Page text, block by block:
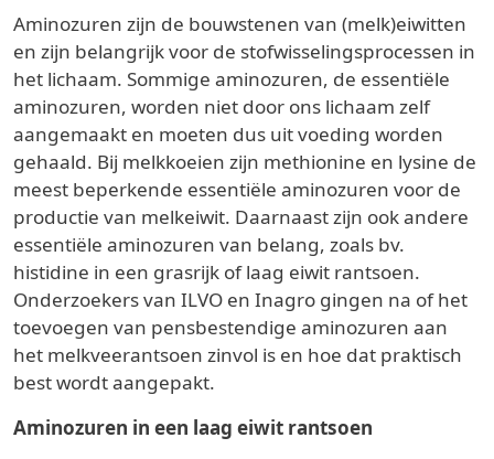
Aminozuren zijn de bouwstenen van (melk)eiwitten
en zijn belangrijk voor de stofwisselingsprocessen in
het lichaam. Sommige aminozuren, de essentiële
aminozuren, worden niet door ons lichaam zelf
aangemaakt en moeten dus uit voeding worden
gehaald. Bij melkkoeien zijn methionine en lysine de
meest beperkende essentiële aminozuren voor de
productie van melkeiwit. Daarnaast zijn ook andere
essentiële aminozuren van belang, zoals bv.
histidine in een grasrijk of laag eiwit rantsoen.
Onderzoekers van ILVO en Inagro gingen na of het
toevoegen van pensbestendige aminozuren aan
het melkveerantsoen zinvol is en hoe dat praktisch
best wordt aangepakt.
Aminozuren in een laag eiwit rantsoen